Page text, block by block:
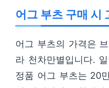
어그 부츠 구매 시
어그 부츠의 가격은
라 천차만별입니다.
정품 어그 부츠는 20